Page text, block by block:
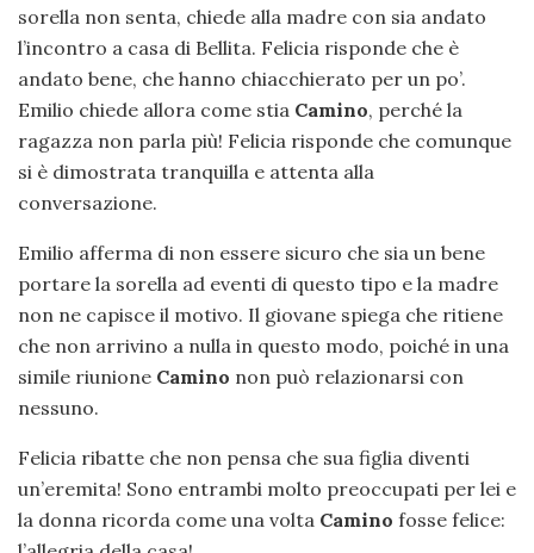
sorella non senta, chiede alla madre con sia andato
l’incontro a casa di Bellita. Felicia risponde che è
andato bene, che hanno chiacchierato per un po’.
Emilio chiede allora come stia Camino, perché la
ragazza non parla più! Felicia risponde che comunque
si è dimostrata tranquilla e attenta alla
conversazione.
Emilio afferma di non essere sicuro che sia un bene
portare la sorella ad eventi di questo tipo e la madre
non ne capisce il motivo. Il giovane spiega che ritiene
che non arrivino a nulla in questo modo, poiché in una
simile riunione Camino non può relazionarsi con
nessuno.
Felicia ribatte che non pensa che sua figlia diventi
un’eremita! Sono entrambi molto preoccupati per lei e
la donna ricorda come una volta Camino fosse felice: